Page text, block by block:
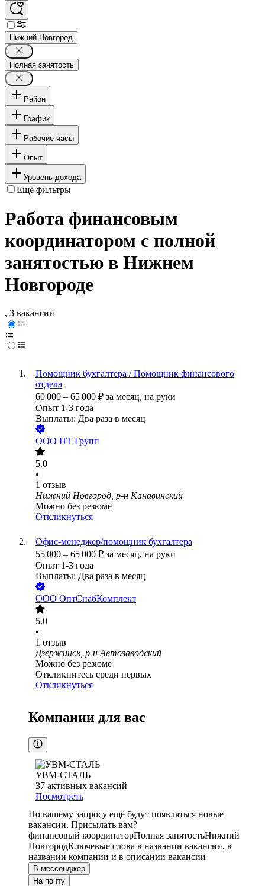
Нижний Новгород
Полная занятость
Район
График
Рабочие часы
Опыт
Уровень дохода
Ещё фильтры
Работа финансовым
координатором с полной
занятостью в Нижнем
Новгороде
, 3 вакансии
Помощник бухгалтера / Помощник финансового
отдела
60 000 – 65 000 ₽ за месяц, на руки
Опыт 1-3 года
Выплаты: Два раза в месяц
ООО НТ Групп
5.0
•
1 отзыв
Нижний Новгород, р-н Канавинский
Можно без резюме
Откликнуться
Офис-менеджер/помощник бухгалтера
55 000 – 65 000 ₽ за месяц, на руки
Опыт 1-3 года
Выплаты: Два раза в месяц
ООО ОптСнабКомплект
5.0
•
1 отзыв
Дзержинск, р-н Автозаводский
Можно без резюме
Откликнитесь среди первых
Откликнуться
Компании для вас
УВМ-СТАЛЬ
37 активных вакансий
Посмотреть
По вашему запросу ещё будут появляться новые
вакансии. Присылать вам?
финансовый координаторПолная занятостьНижний
НовгородКлючевые слова в названии вакансии, в
названии компании и в описании вакансии
В мессенджер
На почту